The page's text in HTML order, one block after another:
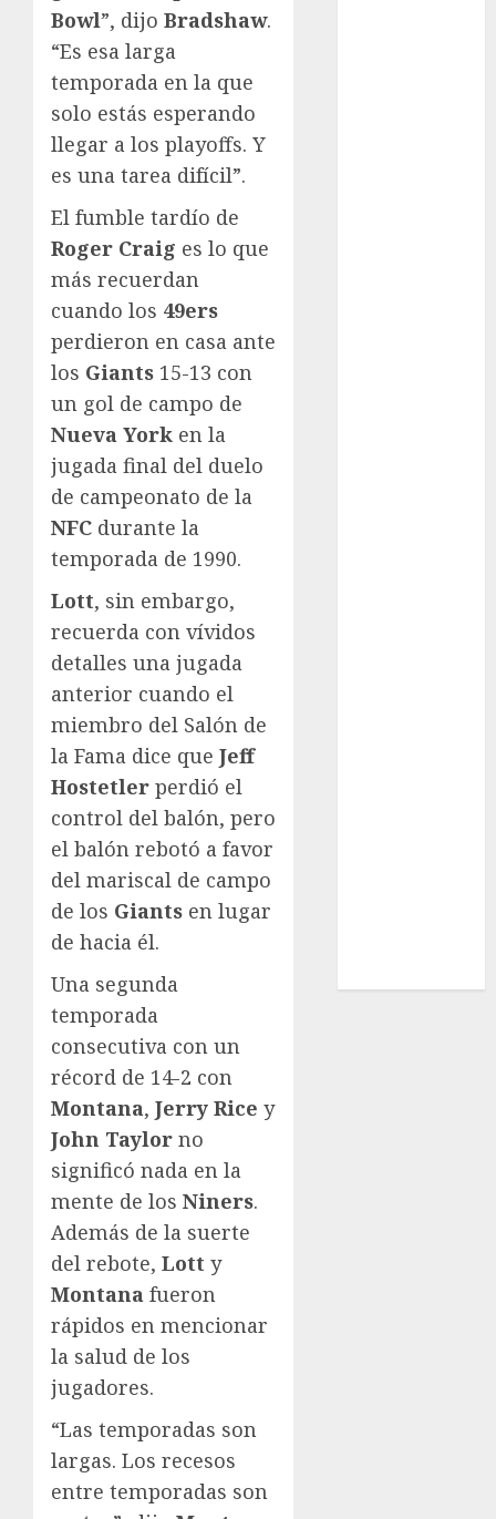
Bowl”, dijo Bradshaw.
“Es esa larga
temporada en la que
solo estás esperando
llegar a los playoffs. Y
es una tarea difícil”.
El fumble tardío de
Roger Craig es lo que
más recuerdan
cuando los 49ers
perdieron en casa ante
los Giants 15-13 con
un gol de campo de
Nueva York en la
jugada final del duelo
de campeonato de la
NFC durante la
temporada de 1990.
Lott, sin embargo,
recuerda con vívidos
detalles una jugada
anterior cuando el
miembro del Salón de
la Fama dice que Jeff
Hostetler perdió el
control del balón, pero
el balón rebotó a favor
del mariscal de campo
de los Giants en lugar
de hacia él.
Una segunda
temporada
consecutiva con un
récord de 14-2 con
Montana, Jerry Rice y
John Taylor no
significó nada en la
mente de los Niners.
Además de la suerte
del rebote, Lott y
Montana fueron
rápidos en mencionar
la salud de los
jugadores.
“Las temporadas son
largas. Los recesos
entre temporadas son